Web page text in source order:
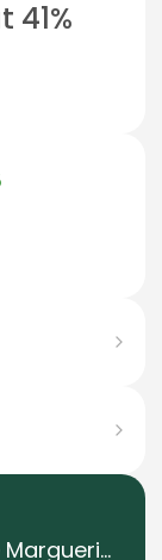
Les Gourmandises de Marguerite